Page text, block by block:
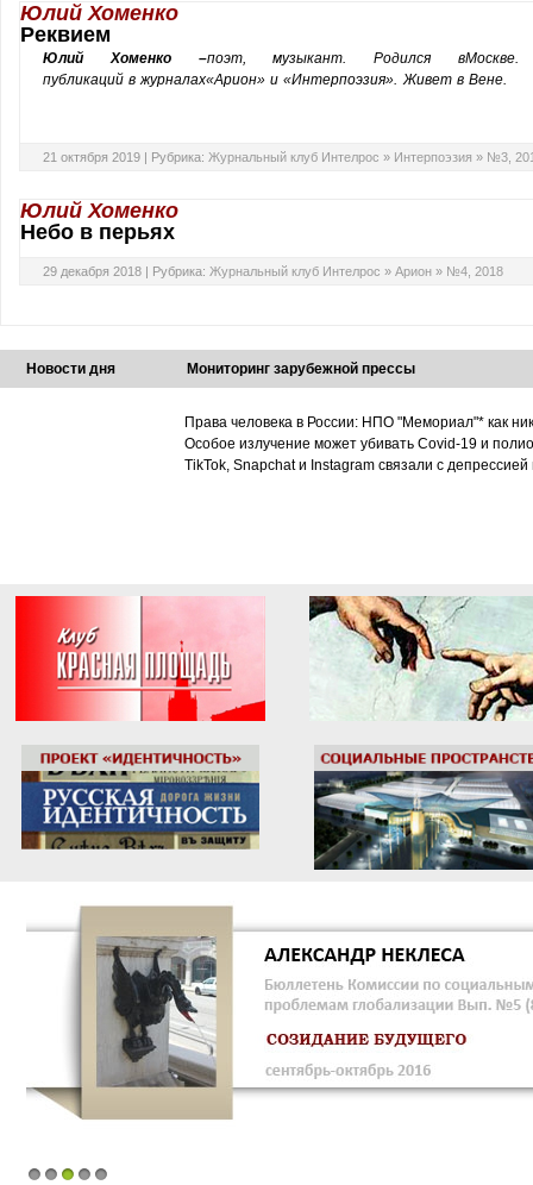
Юлий Хоменко
Реквием
Юлий Хоменко–поэт,музыкант. Родился вМоскве
публикаций вжурналах«Арион» и «Интерпоэзия».Живет в Вене.
21 октября 2019 | Рубрика: Журнальный клуб Интелрос » Интерпоэзия » №3,
Юлий Хоменко
Небо в перьях
29 декабря 2018 | Рубрика: Журнальный клуб Интелрос » Арион » №4, 2018
Новости дня Мониторинг зарубежной прессы
Права человека в России: НПО "Мемориал"* как
Особое излучение может убивать Covid-19 и
TikTok, Snapchat и Instagram связали с